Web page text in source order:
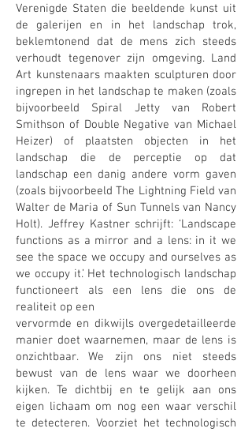
Verenigde Staten die beeldende kunst uit
de galerijen en in het landschap trok,
beklemtonend dat de mens zich steeds
verhoudt tegenover zijn omgeving. Land
Art kunstenaars maakten sculpturen door
ingrepen in het landschap te maken (zoals
bijvoorbeeld Spiral Jetty van Robert
Smithson of Double Negative van Michael
Heizer) of plaatsten objecten in het
landschap die de perceptie op dat
landschap een danig andere vorm gaven
(zoals bijvoorbeeld The Lightning Field van
Walter de Maria of Sun Tunnels van Nancy
Holt). Jeffrey Kastner schrijft: ‘Landscape
functions as a mirror and a lens: in it we
see the space we occupy and ourselves as
we occupy it.’ Het technologisch landschap
functioneert als een lens die ons de
realiteit op een
vervormde en dikwijls overgedetailleerde
manier doet waarnemen, maar de lens is
onzichtbaar. We zijn ons niet steeds
bewust van de lens waar we doorheen
kijken. Te dichtbij en te gelijk aan ons
eigen lichaam om nog een waar verschil
te detecteren. Voorziet het technologisch